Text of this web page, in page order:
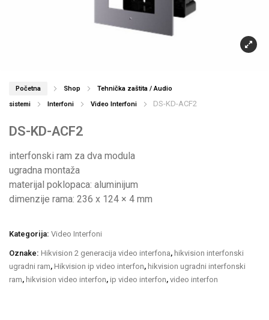
Početna Shop
Tehnička zaštita / Audio
sistemi
Interfoni Video Interfoni DS-KD-ACF2
DS-KD-ACF2
interfonski ram za dva modula
ugradna montaža
materijal poklopaca: aluminijum
dimenzije rama: 236 x 124 × 4 mm
Kategorija: Video Interfoni
Oznake: Hikvision 2 generacija video interfona, hikvision interfonski
ugradni ram, Hikvision ip video interfon, hikvision ugradni interfonski
ram, hikvision video interfon, ip video interfon, video interfon